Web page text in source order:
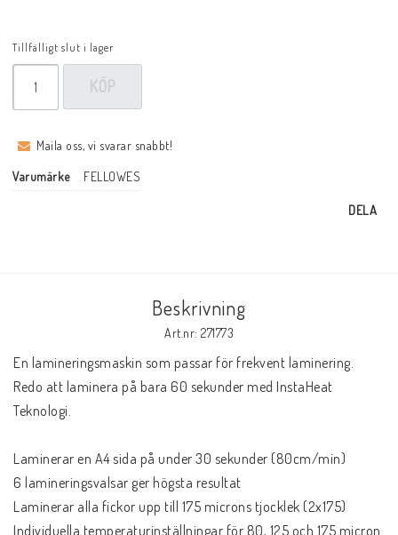
Tillfälligt slut i lager
KÖP
Maila oss, vi svarar snabbt!
Varumärke FELLOWES
DELA
Beskrivning
Art.nr: 271773
En lamineringsmaskin som passar för frekvent laminering.
Redo att laminera på bara 60 sekunder med InstaHeat
Teknologi.
Laminerar en A4 sida på under 30 sekunder (80cm/min)
6 lamineringsvalsar ger högsta resultat
Laminerar alla fickor upp till 175 microns tjocklek (2x175)
Individuella temperaturinställningar för 80, 125 och 175 micron